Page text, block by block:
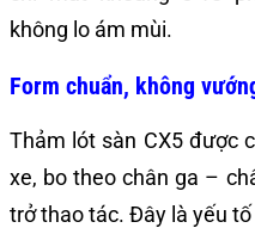
không lo ám mùi.
Form chuẩn, không
Thảm lót sàn CX5 được
xe, bo theo chân ga –
trở thao tác. Đây là yếu